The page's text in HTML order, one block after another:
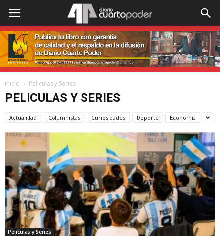
Inicio Peliculas y Series
PELICULAS Y SERIES
Actualidad Columnistas Curiosidades Deporte Economía
Peliculas y Series